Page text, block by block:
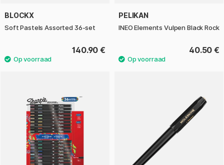
BLOCKX
Soft Pastels Assorted 36-set
140.90 €
PELIKAN
INEO Elements Vulpen Black Rock
40.50 €